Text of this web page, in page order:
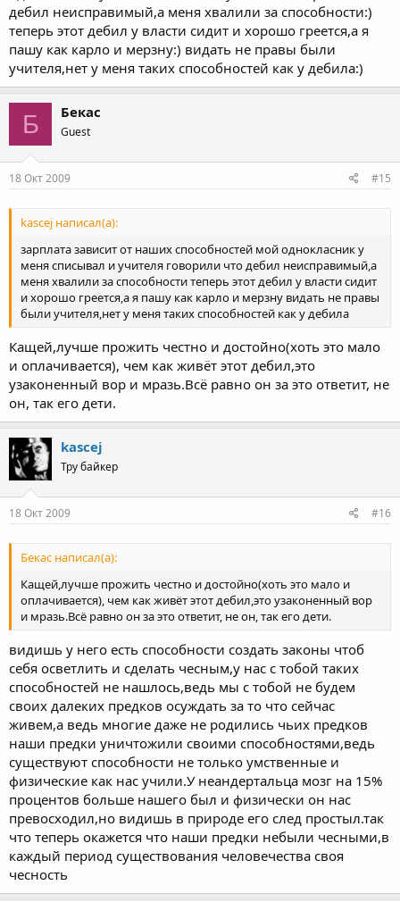
дебил неисправимый,а меня хвалили за способности:)
теперь этот дебил у власти сидит и хорошо греется,а я
пашу как карло и мерзну:) видать не правы были
учителя,нет у меня таких способностей как у дебила:)
Б Бекас
Guest
18 Окт 2009 #15
kascej написал(а):
зарплата зависит от наших способностей мой однокласник у
меня списывал и учителя говорили что дебил неисправимый,а
меня хвалили за способности теперь этот дебил у власти сидит
и хорошо греется,а я пашу как карло и мерзну видать не правы
были учителя,нет у меня таких способностей как у дебила
Кащей,лучше прожить честно и достойно(хоть это мало
и оплачивается), чем как живёт этот дебил,это
узаконенный вор и мразь.Всё равно он за это ответит, не
он, так его дети.
kascej
Тру байкер
18 Окт 2009 #16
Бекас написал(а):
Кащей,лучше прожить честно и достойно(хоть это мало и
оплачивается), чем как живёт этот дебил,это узаконенный вор
и мразь.Всё равно он за это ответит, не он, так его дети.
видишь у него есть способности создать законы чтоб
себя осветлить и сделать чесным,у нас с тобой таких
способностей не нашлось,ведь мы с тобой не будем
своих далеких предков осуждать за то что сейчас
живем,а ведь многие даже не родились чьих предков
наши предки уничтожили своими способностями,ведь
существуют способности не только умственные и
физические как нас учили.У неандертальца мозг на 15%
процентов больше нашего был и физически он нас
превосходил,но видишь в природе его след простыл.так
что теперь окажется что наши предки небыли чесными,в
каждый период существования человечества своя
чесность